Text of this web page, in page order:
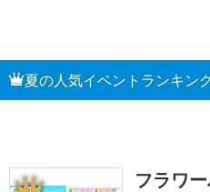
夏の人気イベントランキン
フラワ